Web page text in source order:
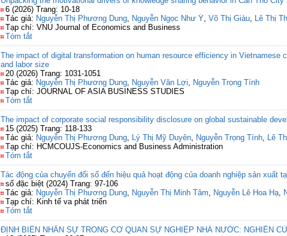
6 (2026) Trang: 10-18
Tác giả: Nguyễn Thị Phương Dung, Nguyễn Ngọc Như Ý, Võ Thị Giàu, Lê Thị
Tạp chí: VNU Journal of Economics and Business
Tóm tắt
The impact of digital transformation on human resource efficiency in
and labor size
20 (2026) Trang: 1031-1051
Tác giả: Nguyễn Thị Phương Dung, Nguyễn Văn Lợi, Nguyễn Trọng Tính
Tạp chí: JOURNAL OF ASIA BUSINESS STUDIES
Tóm tắt
The impact of corporate social responsibility disclosure on global sustainable
15 (2025) Trang: 118-133
Tác giả: Nguyễn Thị Phương Dung, Lý Thị Mỹ Duyên, Nguyễn Trọng Tính, Lê
Tạp chí: HCMCOUJS-Economics and Business Administration
Tóm tắt
Tác động của chuyển đổi số đến hiệu quả hoạt động của doanh nghiệp sản xuất
số đặc biệt (2024) Trang: 97-106
Tác giả: Nguyễn Thị Phương Dung, Nguyễn Thị Minh Tâm, Nguyễn Lê Hoa Hạ,
Tạp chí: Kinh tế va phát triển
Tóm tắt
ĐỊNH BIÊN NHÂN SỰ TRONG CƠ QUAN SỰ NGHIỆP NHÀ NƯỚC: NGHIÊN